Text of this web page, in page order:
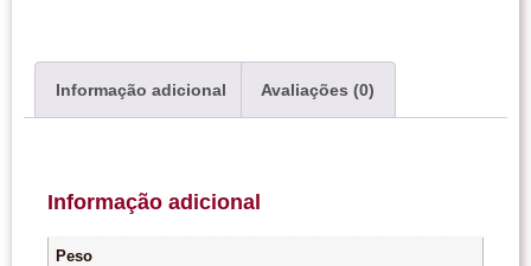
Informação adicional Avaliações (0)
Informação adicional
Peso